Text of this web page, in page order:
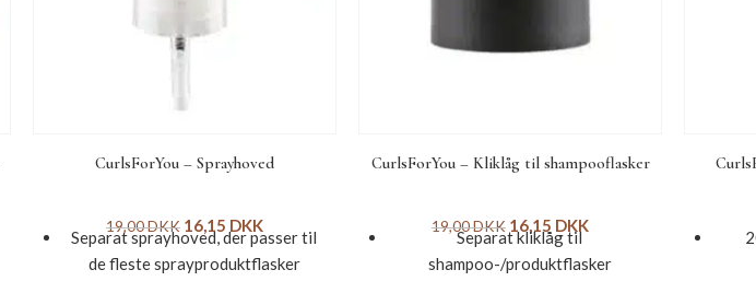
CurlsForYou – Sprayhoved
19,00DKK 16,15 DKK
Separat sprayhoved, der passer til
de fleste sprayproduktflasker
CurlsForYou – Kliklåg til shampooflasker
19,00DKK 16,15 DKK
Separat kliklåg til
shampoo-/produktflasker